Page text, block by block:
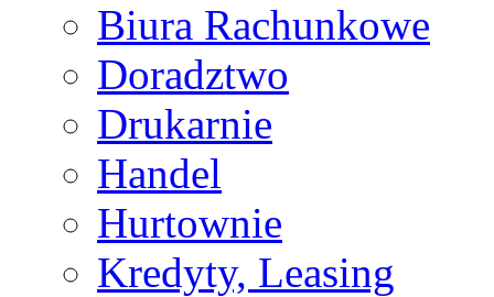
Biura Rachunkowe
Doradztwo
Drukarnie
Handel
Hurtownie
Kredyty, Leasing